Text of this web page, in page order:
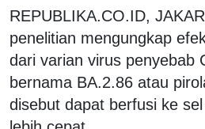
REPUBLIKA.CO.ID,
penelitian mengungkap
dari varian virus penyebab
bernama BA.2.86 atau
disebut dapat berfusi ke